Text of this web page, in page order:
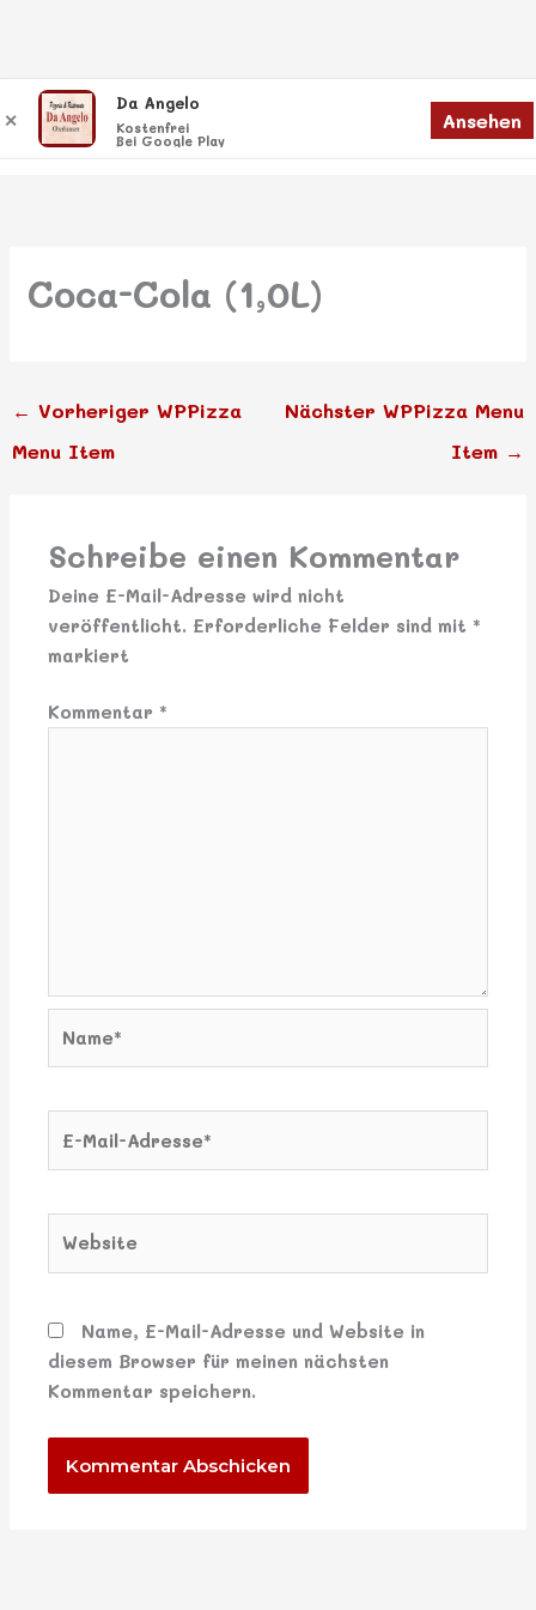
Inhalt
springen
Menü
Menü
Coca-Cola (1,0L)
← Vorheriger WPPizza
Menu Item
Nächster WPPizza Menu
Item →
Schreibe einen Kommentar
Deine E-Mail-Adresse wird nicht
veröffentlicht. Erforderliche Felder sind mit*
markiert
Kommentar*
Mail-
Website
Name, E-Mail-Adresse und Website in
diesem Browser für meinen nächsten
Kommentar speichern.
✕
Da Angelo
Kostenfrei
Bei Google Play
Ansehen